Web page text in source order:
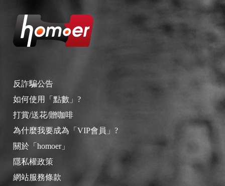
反詐騙公告
如何使用「點數」?
打賞/送花/贈咖啡
為什麼我要成為「VIP會員」?
關於「homoer」
隱私權政策
網站服務條款